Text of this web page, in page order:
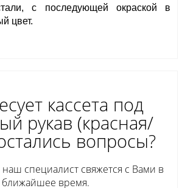
с последующей окраской в
цвет.
кассета под
рукав (красная/
вопросы?
наш специалист свяжется с Вами в
ближайшее время.